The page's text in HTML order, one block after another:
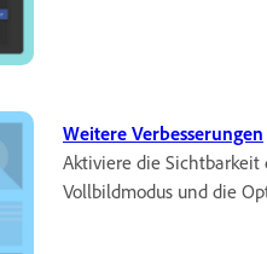
Weitere Verbesserungen
Aktiviere die
Vollbildmodus und die